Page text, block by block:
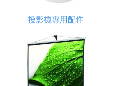
投影機專用配件